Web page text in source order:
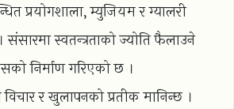
प्रयोगशाला, म्युजियम र ग्यालरी
स्वतन्त्रताको ज्योति फैलाउने
निर्माण गरिएको छ ।
विचार र खुलापनको प्रतीक मानिन्छ ।